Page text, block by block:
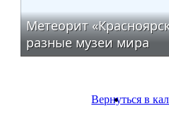
Метеорит
разные музеи мира
Вернуться в